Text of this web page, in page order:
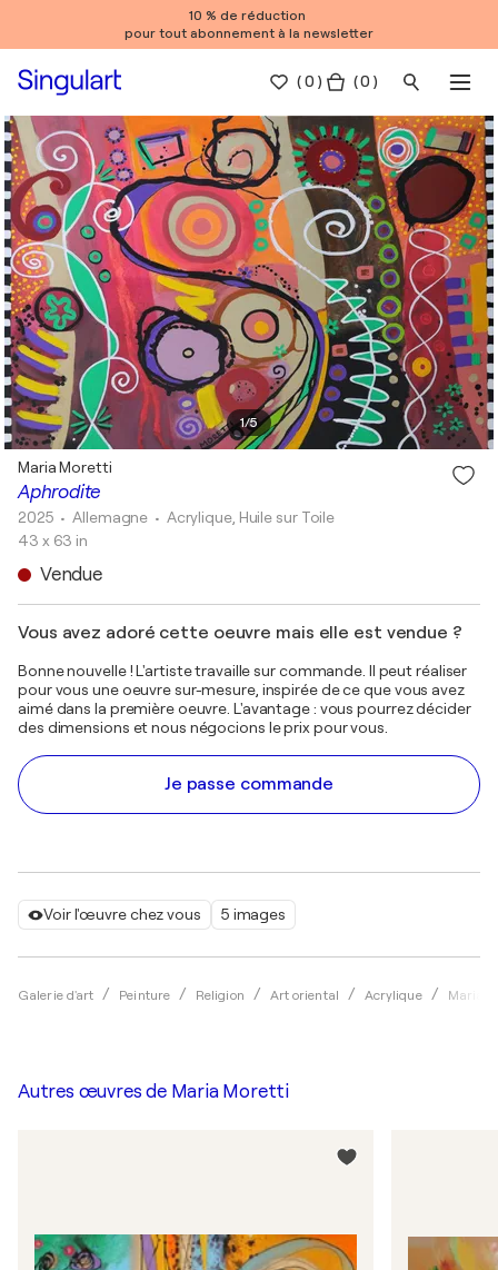
10 % de réduction
pour tout abonnement à la newsletter
(0 ) ( 0 )
1/5
Voir l'œuvre chez vous 5 images
Galerie d'art Peinture Religion Art oriental Acrylique Maria
Aphrodite
Maria Moretti
2025 • Allemagne • Acrylique, Huile sur Toile
43 x 63 in
Vendue
Vous avez adoré cette oeuvre mais elle est vendue ?
Bonne nouvelle ! L'artiste travaille sur commande. Il peut réaliser
pour vous une oeuvre sur-mesure, inspirée de ce que vous avez
aimé dans la première oeuvre. L'avantage : vous pourrez décider
des dimensions et nous négocions le prix pour vous.
Je passe commande
Autres œuvres de Maria Moretti